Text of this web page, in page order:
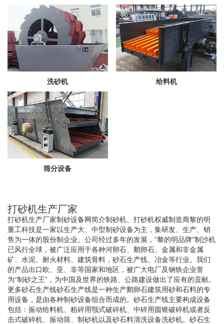
洗砂机 给料机
筛分设备
打砂机生产厂家
打砂机生产厂家制砂设备网简介制砂机、打砂机权威制造商黎的明
重工科技是一家以生产大、中型制砂设备为主，集研发、生产、销
售为一体的股份制企业。公司经过多年的发展，“黎的明品牌”制沙机
已风行全球，被广泛应用于各种河卵石、鹅卵石、金属和非金属
矿、水泥、耐火材料、建筑骨料，砂石生产线、冶金等行业。我们
的产品出口欧、亚、非等国家和地区，被广大电厂及钢铁企业誉
为“制砂之王”，为中国及世界的铁路、公路建设做出了应有的贡献。
更多砂石生产线砂石生产线是一种生产鹅卵石建筑用砂和石料的专
用设备，是由各种制砂设备组合而成的。砂石生产线主要构成设备
包括：振动给料机、粗碎用颚式破碎机、中碎用圆锥破碎机或者反
击式破碎机、振动筛、制砂机以及砂石料清洗设备洗砂机。砂石生